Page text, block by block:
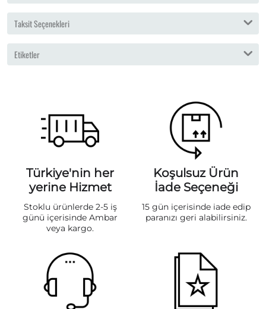
Taksit Seçenekleri
Etiketler
Türkiye'nin her
yerine Hizmet
Stoklu ürünlerde 2-5 iş
günü içerisinde Ambar
veya kargo.
Koşulsuz Ürün
İade Seçeneği
15 gün içerisinde iade edip
paranızı geri alabilirsiniz.